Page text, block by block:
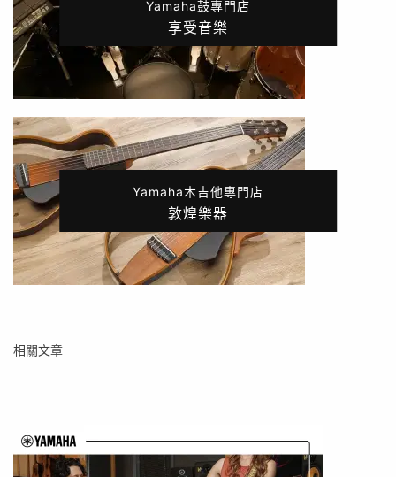
Yamaha鼓專門店
享受音樂
Yamaha木吉他專門店
敦煌樂器
相關文章